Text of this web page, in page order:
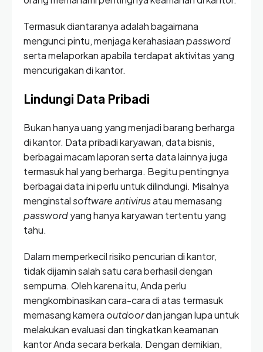
Termasuk diantaranya adalah bagaimana
mengunci pintu, menjaga kerahasiaanpassword
serta melaporkan apabila terdapat aktivitas yang
mencurigakan di kantor.
Lindungi Data Pribadi
Bukan hanya uang yang menjadi barang berharga
di kantor. Data pribadi karyawan, data bisnis,
berbagai macam laporan serta data lainnya juga
termasuk hal yang berharga. Begitu pentingnya
berbagai data ini perlu untuk dilindungi. Misalnya
menginstalsoftware antivirusatau memasang
passwordyang hanya karyawan tertentu yang
tahu.
Dalam memperkecil risiko pencurian di kantor,
tidak dijamin salah satu cara berhasil dengan
sempurna. Oleh karena itu, Anda perlu
mengkombinasikan cara-cara di atas termasuk
memasang kamera outdoordan jangan lupa untuk
melakukan evaluasi dan tingkatkan keamanan
kantor Anda secara berkala. Dengan demikian,